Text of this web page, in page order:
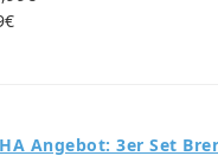
Angebot: 3er Set